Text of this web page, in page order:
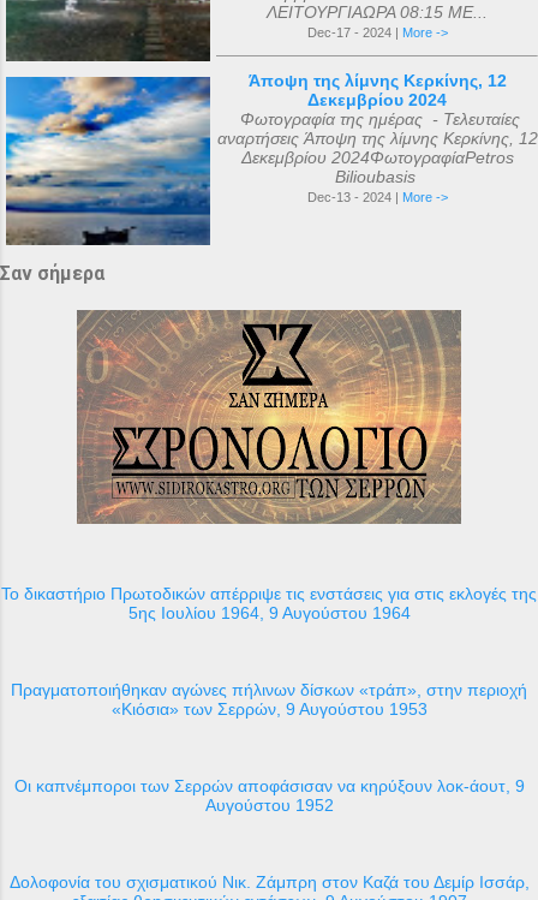
ΛΕΙΤΟΥΡΓΙΑΩΡΑ 08:15 ΜΕ...
Dec-17 - 2024 | More ->
Άποψη της λίμνης Κερκίνης, 12
Δεκεμβρίου 2024
Φωτογραφία της ημέρας - Τελευταίες
αναρτήσεις Άποψη της λίμνης Κερκίνης, 12
Δεκεμβρίου 2024ΦωτογραφίαPetros
Bilioubasis
Dec-13 - 2024 | More ->
Σαν σήμερα
Το δικαστήριο Πρωτοδικών απέρριψε τις ενστάσεις για στις εκλογές της
5ης Ιουλίου 1964, 9 Αυγούστου 1964
Πραγματοποιήθηκαν αγώνες πήλινων δίσκων «τράπ», στην περιοχή
«Κιόσια» των Σερρών, 9 Αυγούστου 1953
Οι καπνέμποροι των Σερρών αποφάσισαν να κηρύξουν λοκ-άουτ, 9
Αυγούστου 1952
Δολοφονία του σχισματικού Νικ. Ζάμπρη στον Καζά του Δεμίρ Ισσάρ,